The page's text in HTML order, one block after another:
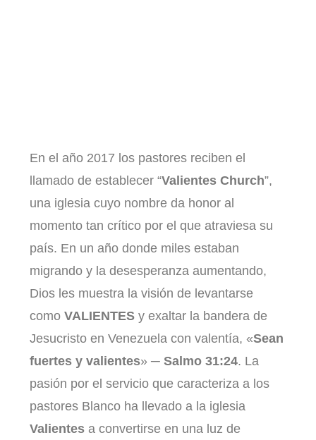
En el año 2017 los pastores reciben el
llamado de establecer “Valientes Church”,
una iglesia cuyo nombre da honor al
momento tan crítico por el que atraviesa su
país. En un año donde miles estaban
migrando y la desesperanza aumentando,
Dios les muestra la visión de levantarse
como VALIENTES y exaltar la bandera de
Jesucristo en Venezuela con valentía, «Sean
fuertes y valientes» ─ Salmo 31:24. La
pasión por el servicio que caracteriza a los
pastores Blanco ha llevado a la iglesia
Valientes a convertirse en una luz de